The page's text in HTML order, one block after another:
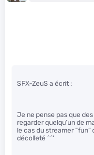
SFX-ZeuS a écrit :
Je ne pense pas que
regarder quelqu’un de
le cas du streamer
décolleté ^^’